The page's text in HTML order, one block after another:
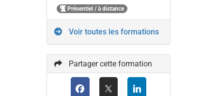
Présentiel / à distance
Voir toutes les formations
Partager cette formation